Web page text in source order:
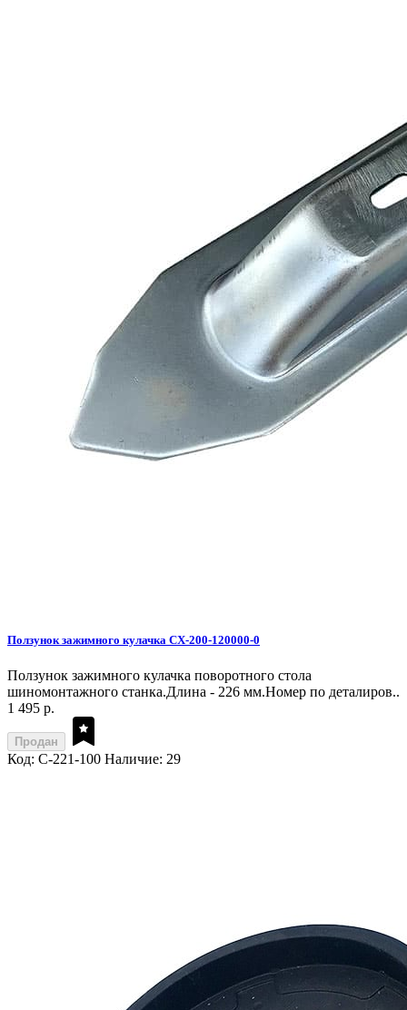
Ползунок зажимного кулачка CX-200-120000-0
Ползунок зажимного кулачка поворотного стола
шиномонтажного станка.Длина - 226 мм.Номер по деталиров..
1 495 р.
Продан
Код: C-221-100 Наличие: 29